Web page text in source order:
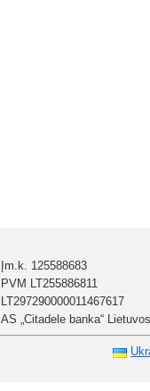
Įm.k. 125588683
PVM LT255886811
LT297290000011467617
AS „Citadele banka“